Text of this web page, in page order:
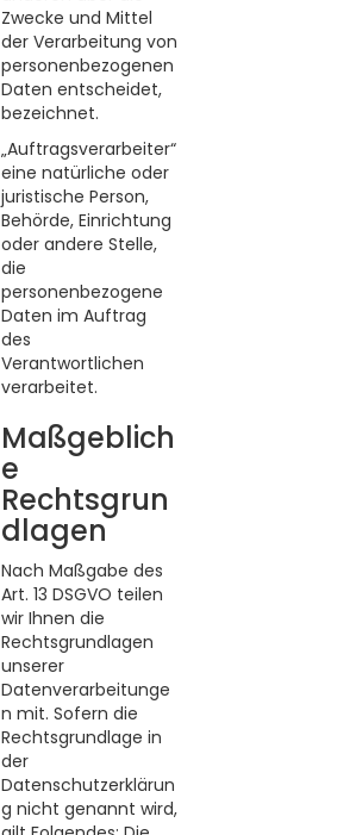
Zwecke und Mittel
der Verarbeitung von
personenbezogenen
Daten entscheidet,
bezeichnet.
„Auftragsverarbeiter“
eine natürliche oder
juristische Person,
Behörde, Einrichtung
oder andere Stelle,
die
personenbezogene
Daten im Auftrag
des
Verantwortlichen
verarbeitet.
Maßgeblich
e
Rechtsgrun
dlagen
Nach Maßgabe des
Art. 13 DSGVO teilen
wir Ihnen die
Rechtsgrundlagen
unserer
Datenverarbeitunge
n mit. Sofern die
Rechtsgrundlage in
der
Datenschutzerklärun
g nicht genannt wird,